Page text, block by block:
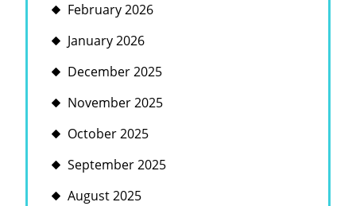
February 2026
January 2026
December 2025
November 2025
October 2025
September 2025
August 2025